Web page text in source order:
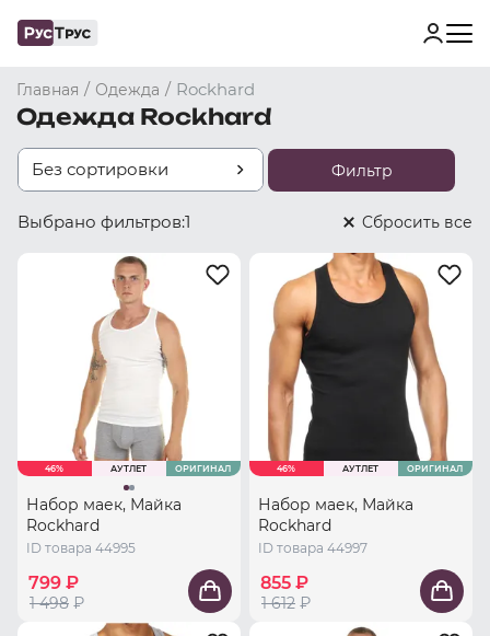
Главная / Одежда / Rockhard
Одежда Rockhard
Без сортировки Фильтр
Выбрано фильтров:1 Cбросить все
46% АУТЛЕТ ОРИГИНАЛ
Набор маек, Майка
Rockhard
ID товара 44995
799 ₽
1 498 ₽
46% АУТЛЕТ ОРИГИНАЛ
Набор маек, Майка
Rockhard
ID товара 44997
855 ₽
1 612 ₽